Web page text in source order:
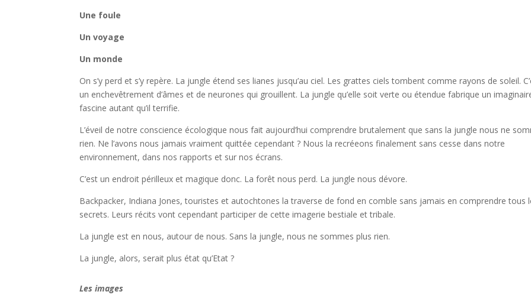
Une foule
Un voyage
Un monde
On s’y perd et s’y repère. La jungle étend ses lianes jusqu’au ciel. Les grattes ciels tombent comme rayons de soleil.
un enchevêtrement d’âmes et de neurones qui grouillent. La jungle qu’elle soit verte ou étendue fabrique un
fascine autant qu’il terrifie.
L’éveil de notre conscience écologique nous fait aujourd’hui comprendre brutalement que sans la jungle nous ne
rien. Ne l’avons nous jamais vraiment quittée cependant ? Nous la recréeons finalement sans cesse dans notre
environnement, dans nos rapports et sur nos écrans.
C’est un endroit périlleux et magique donc. La forêt nous perd. La jungle nous dévore.
Backpacker, Indiana Jones, touristes et autochtones la traverse de fond en comble sans jamais en comprendre tous
secrets. Leurs récits vont cependant participer de cette imagerie bestiale et tribale.
La jungle est en nous, autour de nous. Sans la jungle, nous ne sommes plus rien.
La jungle, alors, serait plus état qu’Etat ?
Les images